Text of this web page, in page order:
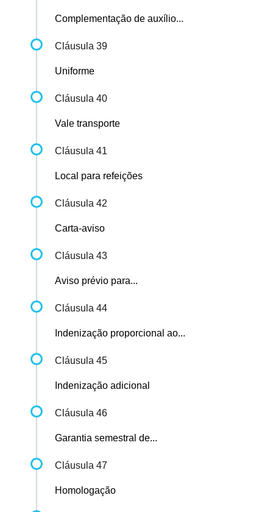
Complementação de auxílio...
Cláusula 39
Uniforme
Cláusula 40
Vale transporte
Cláusula 41
Local para refeições
Cláusula 42
Carta-aviso
Cláusula 43
Aviso prévio para...
Cláusula 44
Indenização proporcional ao...
Cláusula 45
Indenização adicional
Cláusula 46
Garantia semestral de...
Cláusula 47
Homologação